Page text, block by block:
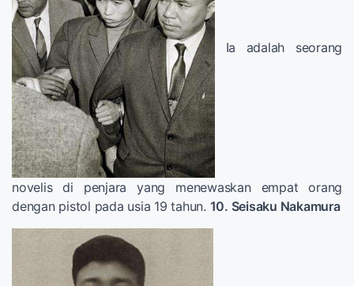
Ia adalah seorang
novelis di penjara yang menewaskan empat orang
dengan pistol pada usia 19 tahun. 10. Seisaku Nakamura